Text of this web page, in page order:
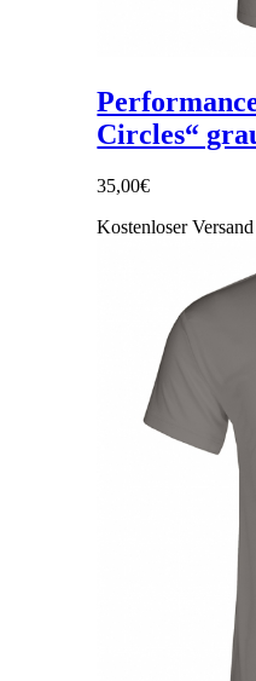
Circles“
35,00€
Kostenloser Versand